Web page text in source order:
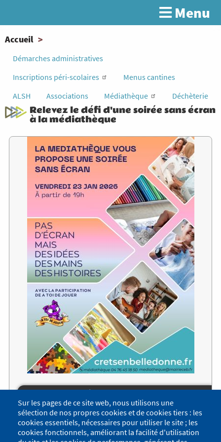
contenu
principal
Rechercher
Menu
You
are
Accueil
Démarches administratives
Inscriptions péri-scolaires
Menus cantines
ALSH
Associations Médiathèque Déchèterie
Relevez le défi d'une soirée sans écran
à la médiathèque
ven, 23 jan 2026, 19h00-22h00
📵 Défi : une soirée sans écran !
Et si on débranchait pour se retrouver ?
Jeux, activités créatives, lecture, discussions… chacun
Sur les pages de ce site web, nous utilisons une
sélection de nos propres cookies et de cookies tiers : les
cookies essentiels, nécessaires pour utiliser le site ; les
cookies fonctionnels, améliorant la facilité d'utilisation